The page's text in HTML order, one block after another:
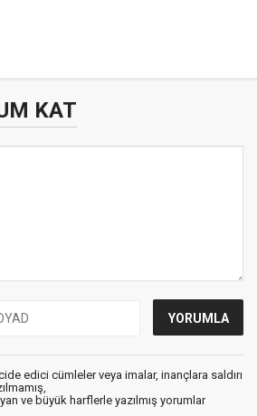
KAT
edici cümleler veya imalar, inançlara saldırı
ve büyük harflerle yazılmış yorumlar